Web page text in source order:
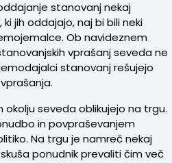
stanovanj nekaj
jih oddajajo, naj bi bili neki
Ob navideznem
vprašanj seveda ne
stanovanj rešujejo
seveda oblikujejo na trgu.
in povpraševanjem
Na trgu je namreč nekaj
ponudnik prevaliti čim več